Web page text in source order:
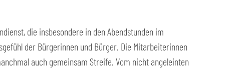
die insbesondere in den Abendstunden im
der Bürgerinnen und Bürger. Die Mitarbeiterinnen
auch gemeinsam Streife. Vom nicht angeleinten